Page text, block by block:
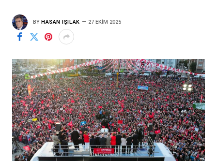
BY HASAN IŞILAK 27 EKIM 2025